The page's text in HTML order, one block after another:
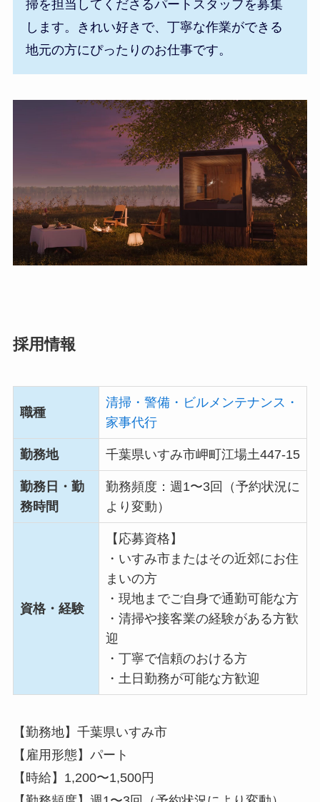
掃を担当してくださるパートスタッフを募集
します。きれい好きで、丁寧な作業ができる
地元の方にぴったりのお仕事です。
採用情報
職種
清掃・警備・ビルメンテナンス・
家事代行
勤務地 千葉県いすみ市岬町江場土447-15
勤務日・勤
務時間
勤務頻度：週1〜3回（予約状況に
より変動）
資格・経験
【応募資格】
・いすみ市またはその近郊にお住
まいの方
・現地までご自身で通勤可能な方
・清掃や接客業の経験がある方歓
迎
・丁寧で信頼のおける方
・土日勤務が可能な方歓迎
【勤務地】千葉県いすみ市
【雇用形態】パート
【時給】1,200〜1,500円